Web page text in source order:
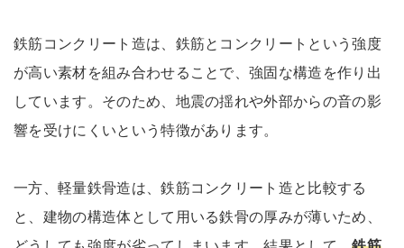
鉄筋コンクリート造は、鉄筋とコンクリートという強度
が高い素材を組み合わせることで、強固な構造を作り出
しています。そのため、地震の揺れや外部からの音の影
響を受けにくいという特徴があります。
一方、軽量鉄骨造は、鉄筋コンクリート造と比較する
と、建物の構造体として用いる鉄骨の厚みが薄いため、